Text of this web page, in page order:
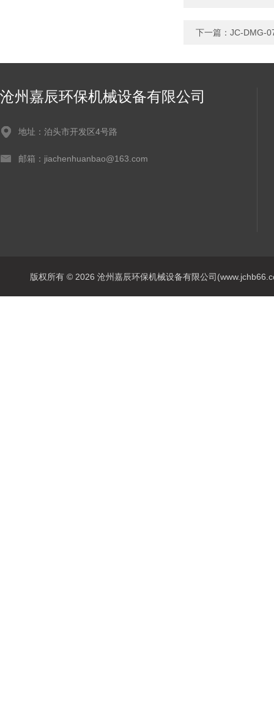
下一篇： JC-DMG-
沧州嘉辰环保机械设备有限公司
地址：泊头市开发区4号路
邮箱：jiachenhuanbao@163.com
版权所有 © 2026 沧州嘉辰环保机械设备有限公司